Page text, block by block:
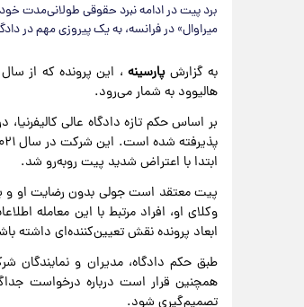
برد پیت در ادامه نبرد حقوقی طولانی‌مدت
میراوال» در فرانسه، به یک پیروزی مهم در
به گزارشپارسینه
هالیوود به شمار می‌رود.
بر اساس حکم تازه دادگاه عالی
ابتدا با اعتراض شدید پیت روبه‌رو شد.
پیت معتقد است جولی بدون رضایت او و
وکلای او، افراد مرتبط با این معامله
ابعاد پرونده نقش تعیین‌کننده‌ای داشته
طبق حکم دادگاه، مدیران و نمایندگان
همچنین قرار است درباره درخواست
تصمیم‌گیری شود.